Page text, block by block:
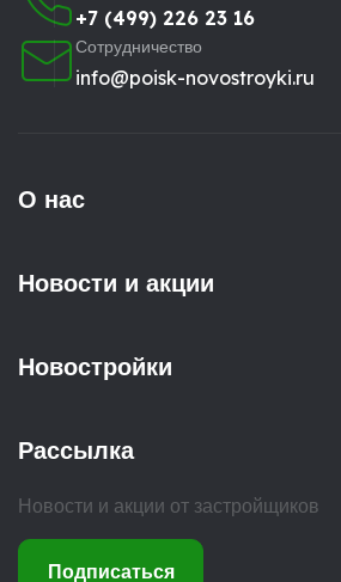
+7 (499) 226 23 16
Сотрудничество
info@poisk-novostroyki.ru
О нас
Новости и акции
Новостройки
Рассылка
Новости и акции от застройщиков
Подписаться